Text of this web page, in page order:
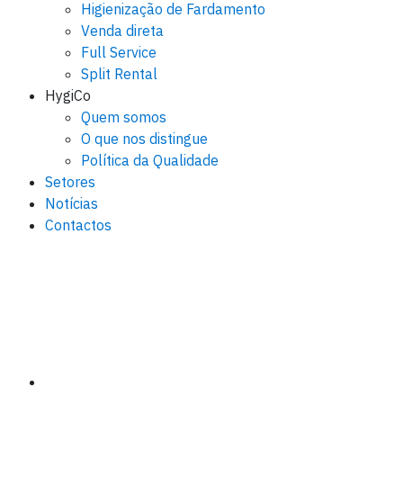
Higienização de Fardamento
Venda direta
Full Service
Split Rental
HygiCo
Quem somos
O que nos distingue
Política da Qualidade
Setores
Notícias
Contactos